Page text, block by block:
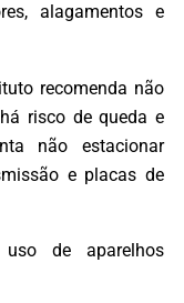
alagamentos e
recomenda não
risco de queda e
não estacionar
e placas de
de aparelhos